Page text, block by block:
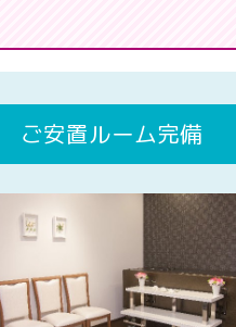
ご安置ルーム完備